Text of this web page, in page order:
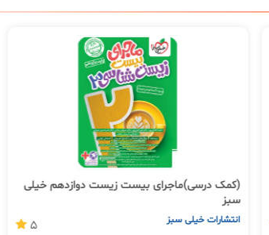
(کمک درسی)ماجرای بیست زیست دوازدهم خیلی
سبز
انتشارات خیلی سبز 5